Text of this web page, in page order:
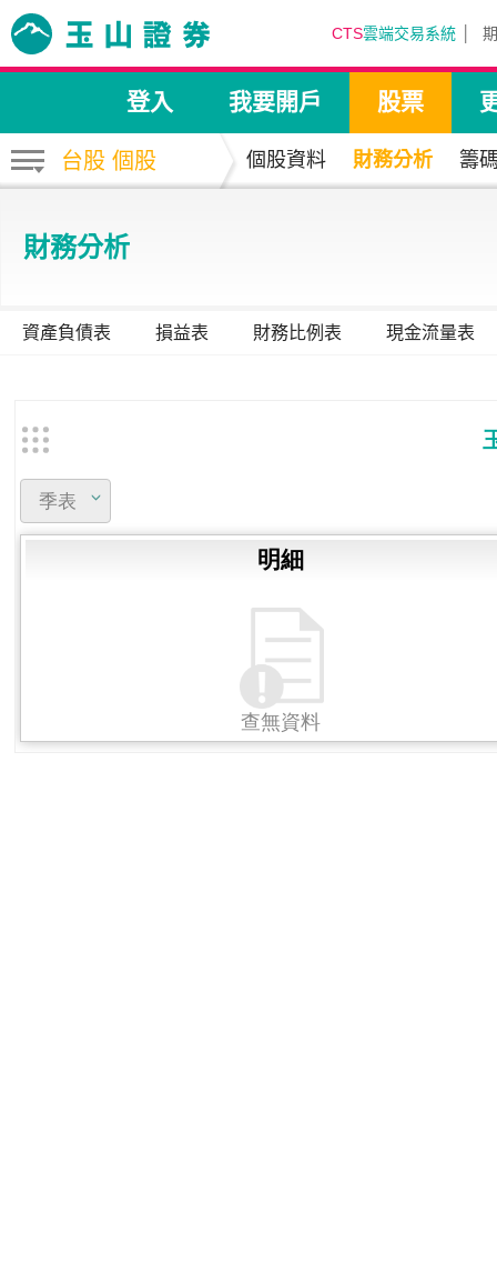
CTS雲端交易系統
登入 我要開戶 股票
台股 個股 個股資料 財務分析 籌
財務分析
資產負債表 損益表 財務比例表 現金流量表